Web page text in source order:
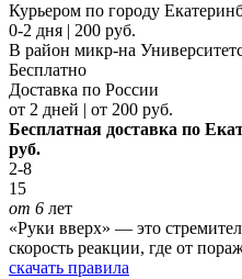
Курьером по городу
0-2 дня | 200 руб.
В район микр-на
Бесплатно
Доставка по России
от 2 дней | от 200 руб.
Бесплатная доставка по
руб.
2-8
15
от 6 лет
«Руки вверх» — это
скорость реакции, где от
скачать правила